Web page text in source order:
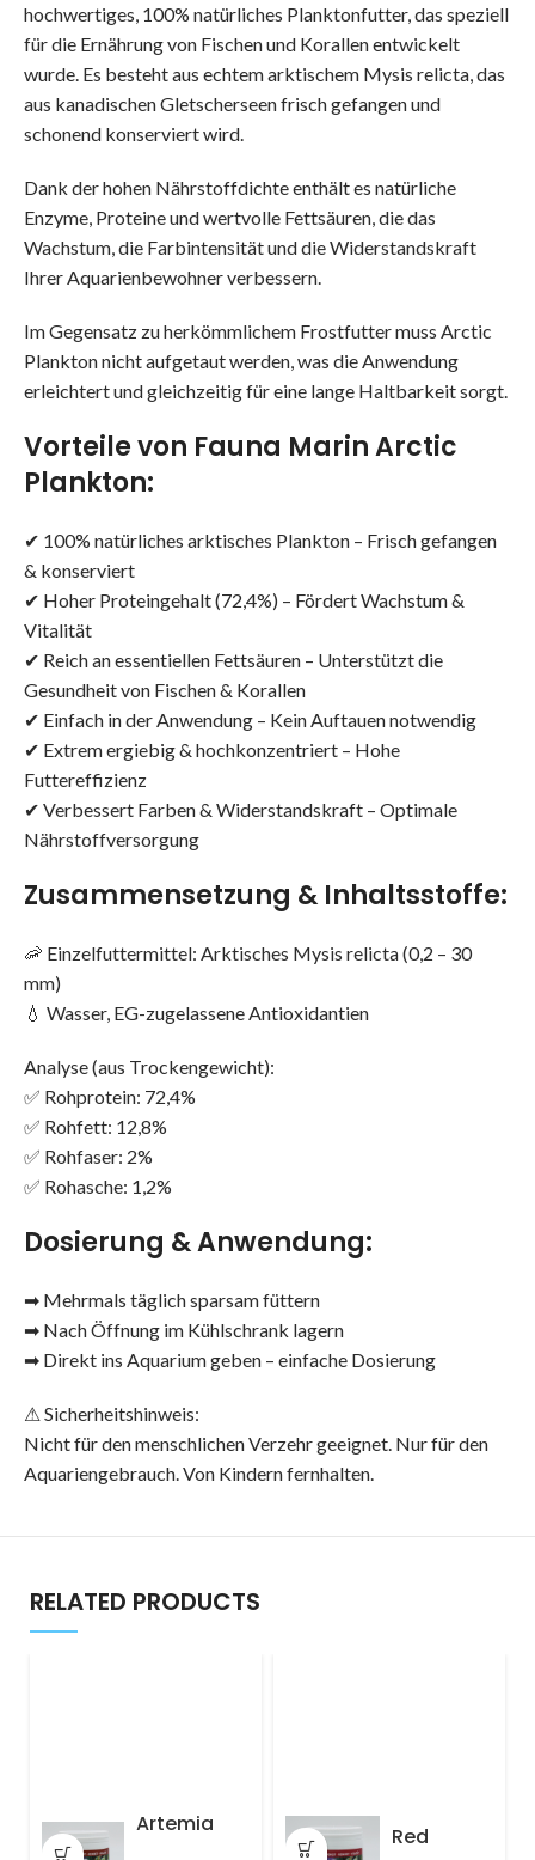
hochwertiges, 100% natürliches Planktonfutter, das speziell
für die Ernährung von Fischen und Korallen entwickelt
wurde. Es besteht aus echtem arktischem Mysis relicta, das
aus kanadischen Gletscherseen frisch gefangen und
schonend konserviert wird.
Dank der hohen Nährstoffdichte enthält es natürliche
Enzyme, Proteine und wertvolle Fettsäuren, die das
Wachstum, die Farbintensität und die Widerstandskraft
Ihrer Aquarienbewohner verbessern.
Im Gegensatz zu herkömmlichem Frostfutter muss Arctic
Plankton nicht aufgetaut werden, was die Anwendung
erleichtert und gleichzeitig für eine lange Haltbarkeit sorgt.
Vorteile von Fauna Marin Arctic
Plankton:
✔ 100% natürliches arktisches Plankton – Frisch gefangen
& konserviert
✔ Hoher Proteingehalt (72,4%) – Fördert Wachstum &
Vitalität
✔ Reich an essentiellen Fettsäuren – Unterstützt die
Gesundheit von Fischen & Korallen
✔ Einfach in der Anwendung – Kein Auftauen notwendig
✔ Extrem ergiebig & hochkonzentriert – Hohe
Futtereffizienz
✔ Verbessert Farben & Widerstandskraft – Optimale
Nährstoffversorgung
Zusammensetzung & Inhaltsstoffe:
🦐 Einzelfuttermittel: Arktisches Mysis relicta (0,2 – 30
mm)
💧 Wasser, EG-zugelassene Antioxidantien
Analyse (aus Trockengewicht):
✅ Rohprotein: 72,4%
✅ Rohfett: 12,8%
✅ Rohfaser: 2%
✅ Rohasche: 1,2%
Dosierung & Anwendung:
➡ Mehrmals täglich sparsam füttern
➡ Nach Öffnung im Kühlschrank lagern
➡ Direkt ins Aquarium geben – einfache Dosierung
⚠ Sicherheitshinweis:
Nicht für den menschlichen Verzehr geeignet. Nur für den
Aquariengebrauch. Von Kindern fernhalten.
RELATED PRODUCTS
Artemia
Red